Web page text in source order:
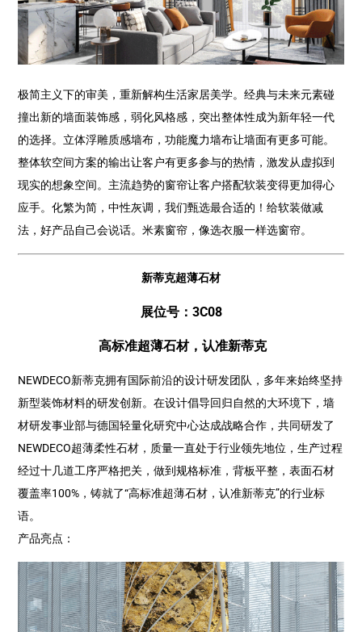
极简主义下的审美，重新解构生活家居美学。经典与未来元素碰
撞出新的墙面装饰感，弱化风格感，突出整体性成为新年轻一代
的选择。立体浮雕质感墙布，功能魔力墙布让墙面有更多可能。
整体软空间方案的输出让客户有更多参与的热情，激发从虚拟到
现实的想象空间。主流趋势的窗帘让客户搭配软装变得更加得心
应手。化繁为简，中性灰调，我们甄选最合适的！给软装做减
法，好产品自己会说话。米素窗帘，像选衣服一样选窗帘。
新蒂克超薄石材
展位号：3C08
高标准超薄石材，认准新蒂克
NEWDECO新蒂克拥有国际前沿的设计研发团队，多年来始终坚持
新型装饰材料的研发创新。在设计倡导回归自然的大环境下，墙
材研发事业部与德国轻量化研究中心达成战略合作，共同研发了
NEWDECO超薄柔性石材，质量一直处于行业领先地位，生产过程
经过十几道工序严格把关，做到规格标准，背板平整，表面石材
覆盖率100%，铸就了“高标准超薄石材，认准新蒂克”的行业标
语。
产品亮点：